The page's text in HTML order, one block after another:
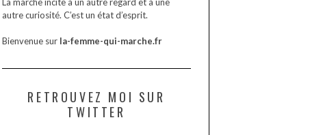
La marche incite à un autre regard et à une
RETROUVEZ MOI SUR
TWITTER